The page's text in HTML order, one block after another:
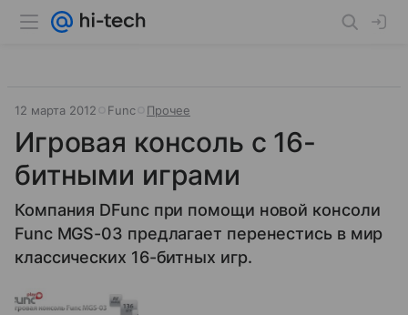
12 марта 2012 Func Прочее
Игровая консоль с 16-
битными играми
Компания DFunc при помощи новой консоли
Func MGS-03 предлагает перенестись в мир
классических 16-битных игр.